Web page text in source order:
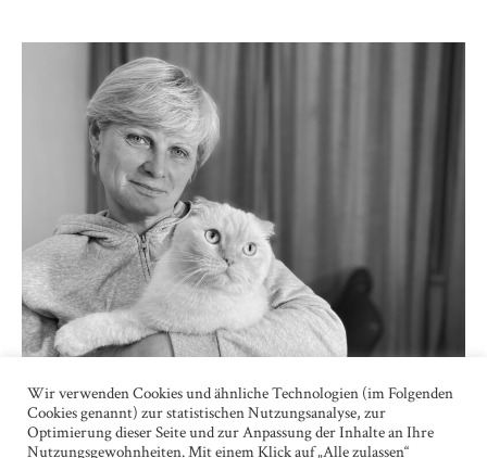
I GUARDED MY GRANDDAUGHTER AND THE CAT 2,500
KM, SITTING UPRIGHT, LIKE A SOLDIER.
Wir verwenden Cookies und ähnliche Technologien (im Folgenden
Cookies genannt) zur statistischen Nutzungsanalyse, zur
Optimierung dieser Seite und zur Anpassung der Inhalte an Ihre
Nutzungsgewohnheiten. Mit einem Klick auf „Alle zulassen“